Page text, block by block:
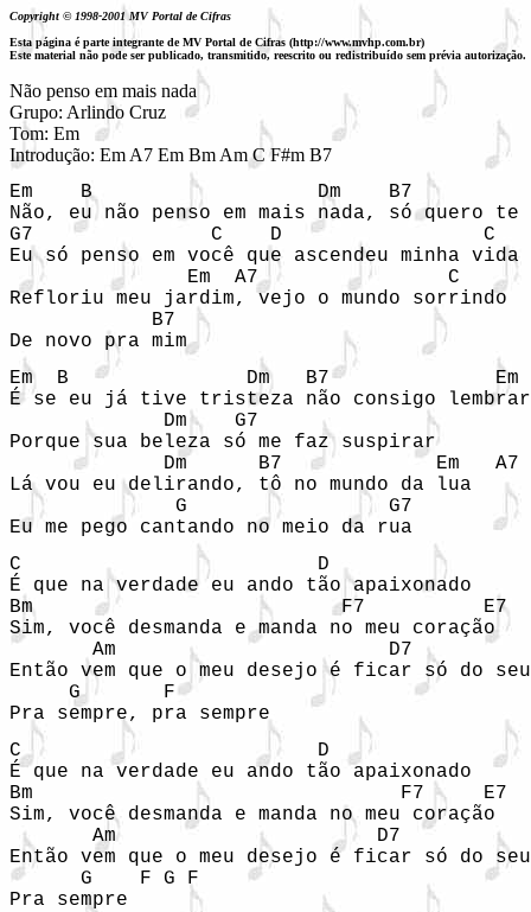
Copyright © 1998-2001 MV Portal de Cifras
Esta página é parte integrante de MV Portal de Cifras (http://www.mvhp.com.br)
Este material não pode ser publicado, transmitido, reescrito ou redistribuído sem prévia autorização.
Não penso em mais nada
Grupo: Arlindo Cruz
Tom: Em
Em    B                   Dm    B7
Não, eu não penso em mais nada, só quero
G7               C    D                 C
Eu só penso em você que ascendeu minha vida
               Em  A7                C
Refloriu meu jardim, vejo o mundo sorrindo
            B7
De novo pra mim
Em  B               Dm   B7              Em
É se eu já tive tristeza não consigo lembrar
             Dm    G7
Porque sua beleza só me faz suspirar
             Dm      B7             Em   A7
Lá vou eu delirando, tô no mundo da lua
              G                 G7
Eu me pego cantando no meio da rua
C                         D
É que na verdade eu ando tão apaixonado
Bm                          F7          E7
Sim, você desmanda e manda no meu coração
Am
Então vem que o meu desejo é ficar só do
     G       F
Pra sempre, pra sempre
C                         D
É que na verdade eu ando tão apaixonado
Bm                               F7     E7
Sim, você desmanda e manda no meu coração
Am
Então vem que o meu desejo é ficar só do
      G    F G F
Pra sempre